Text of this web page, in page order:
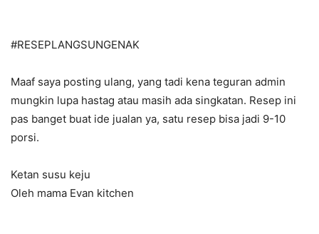
#RESEPLANGSUNGENAK
Maaf saya posting ulang, yang tadi kena teguran admin
mungkin lupa hastag atau masih ada singkatan. Resep ini
pas banget buat ide jualan ya, satu resep bisa jadi 9-10
porsi.
Ketan susu keju
Oleh mama Evan kitchen